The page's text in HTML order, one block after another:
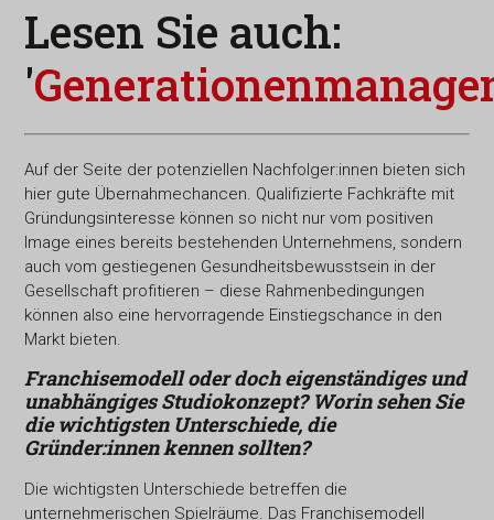
Lesen Sie auch:
'
Auf der Seite der potenziellen Nachfolger:innen bieten sich
hier gute Übernahmechancen. Qualifizierte Fachkräfte mit
Gründungsinteresse können so nicht nur vom positiven
Image eines bereits bestehenden Unternehmens, sondern
auch vom gestiegenen Gesundheitsbewusstsein in der
Gesellschaft profitieren – diese Rahmenbedingungen
können also eine hervorragende Einstiegschance in den
Markt bieten.
Franchisemodell oder doch eigenständiges und
unabhängiges Studiokonzept? Worin sehen Sie
die wichtigsten Unterschiede, die
Gründer:innen kennen sollten?
Die wichtigsten Unterschiede betreffen die
unternehmerischen Spielräume. Das Franchisemodell